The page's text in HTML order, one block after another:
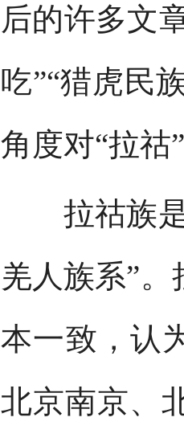
后的许多文
吃”“猎虎民
角度对“拉祜
拉祜族是
羌人族系”
本一致，认
北京南京、